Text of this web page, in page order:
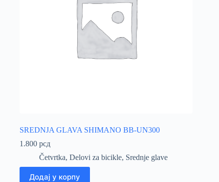
SREDNJA GLAVA SHIMANO BB-UN300
1.800 рсд
Četvrtka, Delovi za bicikle, Srednje glave
Додај у корпу